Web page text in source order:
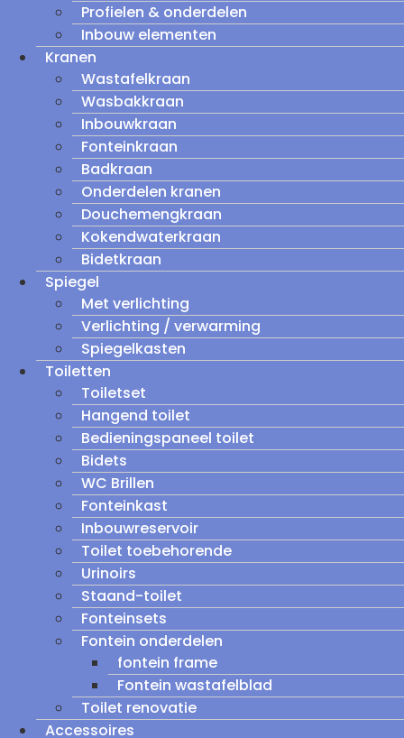
Profielen & onderdelen
Inbouw elementen
Kranen
Wastafelkraan
Wasbakkraan
Inbouwkraan
Fonteinkraan
Badkraan
Onderdelen kranen
Douchemengkraan
Kokendwaterkraan
Bidetkraan
Spiegel
Met verlichting
Verlichting / verwarming
Spiegelkasten
Toiletten
Toiletset
Hangend toilet
Bedieningspaneel toilet
Bidets
WC Brillen
Fonteinkast
Inbouwreservoir
Toilet toebehorende
Urinoirs
Staand-toilet
Fonteinsets
Fontein onderdelen
fontein frame
Fontein wastafelblad
Toilet renovatie
Accessoires